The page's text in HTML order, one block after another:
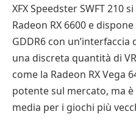
XFX Speedster SWFT 210
Radeon RX 6600 e
GDDR6 con
una discreta quantità di
come la Radeon RX Vega
potente sul mercato, ma
media per i giochi più